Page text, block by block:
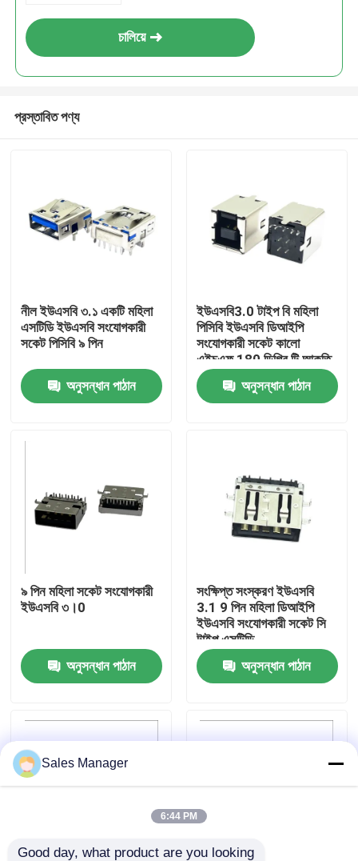
বাড়ি
আমাদের সম্পর্কে
মান নিয়ন্ত্রণ
যোগাযোগ করুন
ডিপ ইউএসবি সংযোগকারী
ইউএসবি টাইপ সি সংযোগকারী
চালিয়ে
প্রস্তাবিত পণ্য
নীল ইউএসবি ৩.১ একটি মহিলা
এসটিডি ইউএসবি সংযোগকারী
সকেট পিসিবি ৯ পিন
অনুসন্ধান পাঠান
ইউএসবি3.0 টাইপ বি মহিলা
পিসিবি ইউএসবি ডিআইপি
সংযোগকারী সকেট কালো
এইচএফ 180 ডিগ্রি টি আকৃতি
অনুসন্ধান পাঠান
৯ পিন মহিলা সকেট সংযোগকারী
ইউএসবি ৩।0
অনুসন্ধান পাঠান
সংক্ষিপ্ত সংস্করণ ইউএসবি
3.1 9 পিন মহিলা ডিআইপি
ইউএসবি সংযোগকারী সকেট সি
টাইপ এসটিডি
অনুসন্ধান পাঠান
Sales Manager
6:44 PM
Good day, what product are you looking